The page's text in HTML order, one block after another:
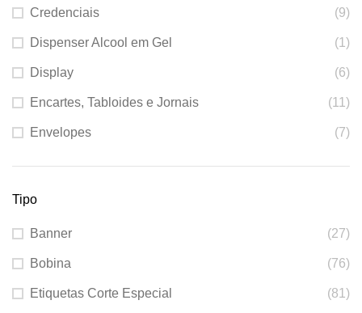
Credenciais (9)
Dispenser Alcool em Gel (1)
Display (6)
Encartes, Tabloides e Jornais (11)
Envelopes (7)
Tipo
Banner (27)
Bobina (76)
Etiquetas Corte Especial (81)